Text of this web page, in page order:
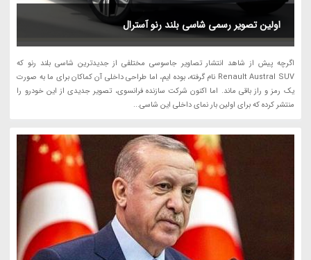
اولین تصویر رسمی شاسی بلند رنو آسترال
اگرچه پیش از شاهد انتشار تصاویر جاسوسی مختلفی از جدیدترین شاسی بلند رنو که
Renault Austral SUV نام گرفته، بوده ایم، اما طراحی داخلی آن کماکان برای ما به صورت
یک رمز و راز باقی ماند. اما اکنون شرکت سازنده فرانسوی، تصویر جدیدی از این خودرو را
منتشر کرده که برای اولین بار نمای داخلی این شاسی...